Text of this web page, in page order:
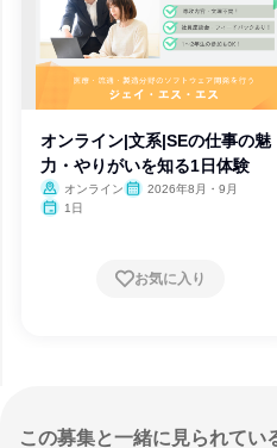
オンライン|文系|SEの仕事の魅
力・やりがいを知る1日体験
オンライン
2026年8月・9月
1日
お気に入り
この募集と一緒に見られてい